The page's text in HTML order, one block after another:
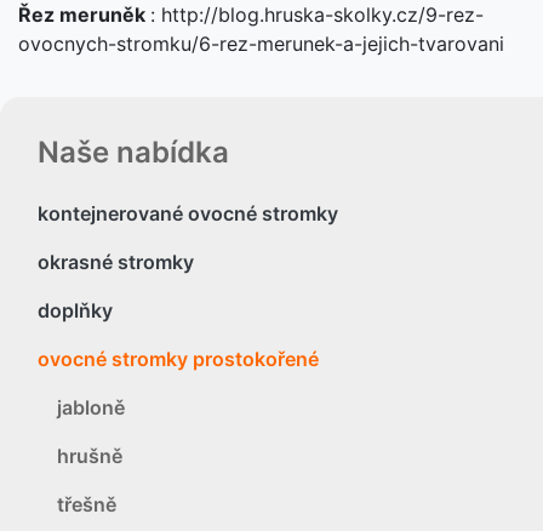
Naše nabídka
kontejnerované ovocné stromky
okrasné stromky
doplňky
ovocné stromky prostokořené
jabloně
hrušně
třešně
Řez meruněk : http://blog.hruska-skolky.cz/9-rez-
ovocnych-stromku/6-rez-merunek-a-jejich-tvarovani